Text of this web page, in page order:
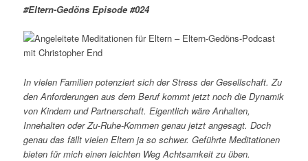
#Eltern-Gedöns Episode #024
In vielen Familien potenziert sich der Stress der Gesellschaft. Zu
den Anforderungen aus dem Beruf kommt jetzt noch die Dynamik
von Kindern und Partnerschaft. Eigentlich wäre Anhalten,
Innehalten oder Zu-Ruhe-Kommen genau jetzt angesagt. Doch
genau das fällt vielen Eltern ja so schwer. Geführte Meditationen
bieten für mich einen leichten Weg Achtsamkeit zu üben.